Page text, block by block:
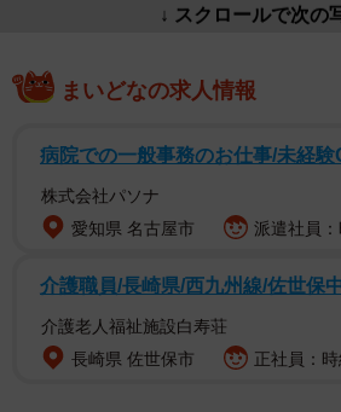
↓ スクロールで次の
まいどなの求人情報
病院での一般事務のお仕事/未経験
株式会社パソナ
愛知県 名古屋市
派遣社員
介護職員/長崎県/西九州線/佐世保
介護老人福祉施設白寿荘
長崎県 佐世保市
正社員：